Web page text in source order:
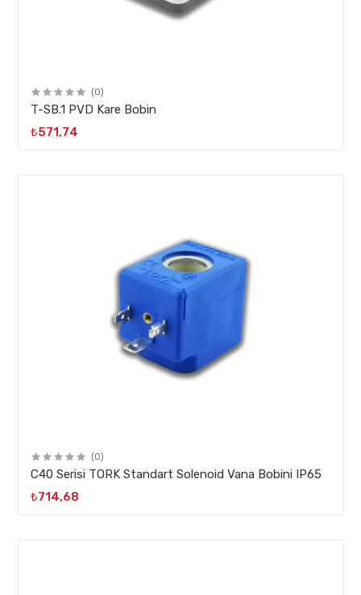
(0)
T-SB.1 PVD Kare Bobin
₺571,74
(0)
C40 Serisi TORK Standart Solenoid Vana Bobini IP65
₺714,68